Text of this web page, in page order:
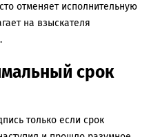
отменяет исполнительную
на взыскателя
срок
только если срок